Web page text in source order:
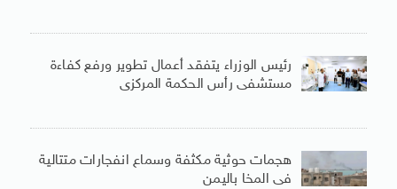
رئيس الوزراء يتفقد أعمال تطوير ورفع كفاءة
مستشفى رأس الحكمة المركزى
هجمات حوثية مكثفة وسماع انفجارات متتالية
فى المخا باليمن